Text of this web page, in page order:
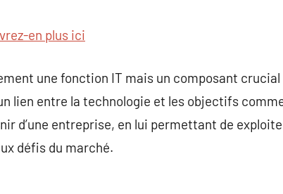
en plus ici
une fonction IT mais un composant
lien entre la technologie et les objectifs
d’une entreprise, en lui permettant de
défis du marché.